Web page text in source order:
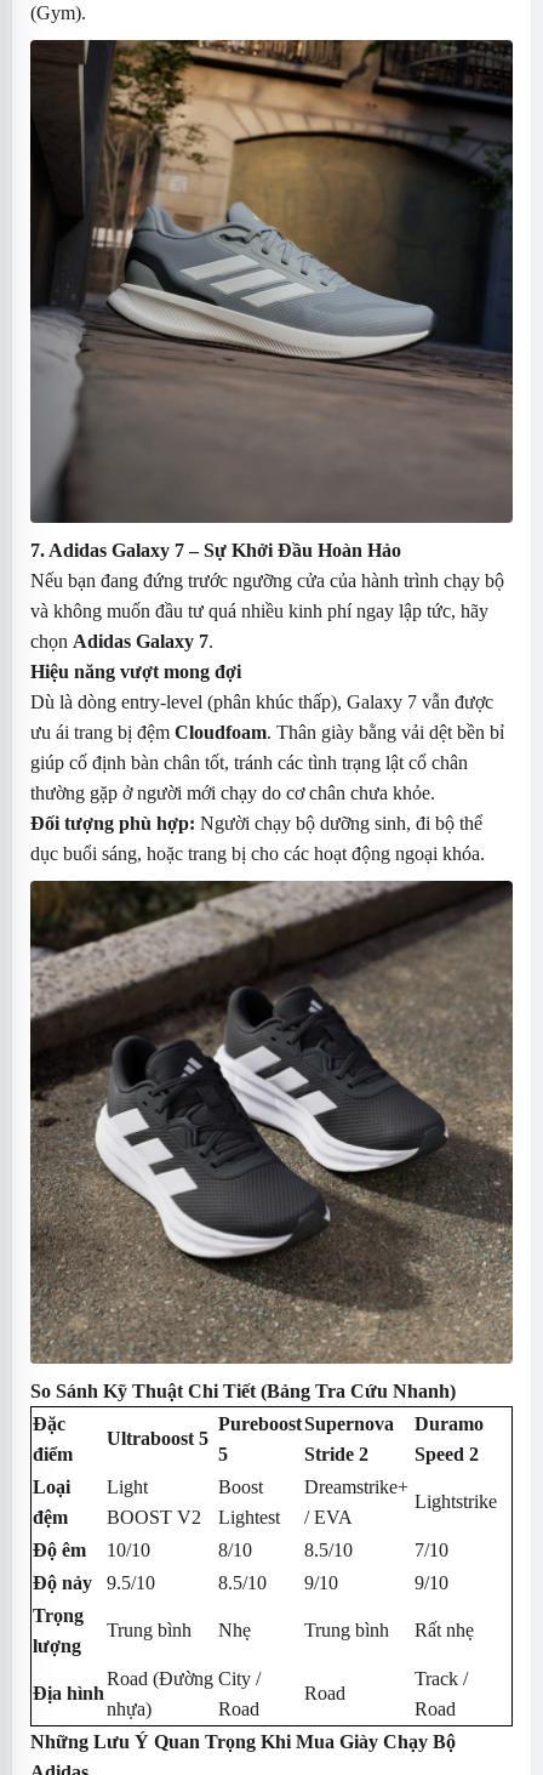
(Gym).
7. Adidas Galaxy 7 – Sự Khởi Đầu Hoàn Hảo
Nếu bạn đang đứng trước ngưỡng cửa của hành trình chạy bộ
và không muốn đầu tư quá nhiều kinh phí ngay lập tức, hãy
chọn Adidas Galaxy 7.
Hiệu năng vượt mong đợi
Dù là dòng entry-level (phân khúc thấp), Galaxy 7 vẫn được
ưu ái trang bị đệm Cloudfoam. Thân giày bằng vải dệt bền bỉ
giúp cố định bàn chân tốt, tránh các tình trạng lật cổ chân
thường gặp ở người mới chạy do cơ chân chưa khỏe.
Đối tượng phù hợp: Người chạy bộ dưỡng sinh, đi bộ thể
dục buổi sáng, hoặc trang bị cho các hoạt động ngoại khóa.
So Sánh Kỹ Thuật Chi Tiết (Bảng Tra Cứu Nhanh)
Đặc
điểm
Ultraboost 5
Pureboost
5
Supernova
Stride 2
Duramo
Speed 2
Loại
đệm
Light
BOOST V2
Boost
Lightest
Dreamstrike+
/ EVA
Lightstrike
Độ êm 10/10 8/10 8.5/10
7/10
Độ nảy
9.5/10 8.5/10 9/10
9/10
Trọng
lượng
Trung bình Nhẹ Trung bình Rất nhẹ
Địa hình
Road (Đường
nhựa)
City /
Road
Road
Track /
Road
Những Lưu Ý Quan Trọng Khi Mua Giày Chạy Bộ